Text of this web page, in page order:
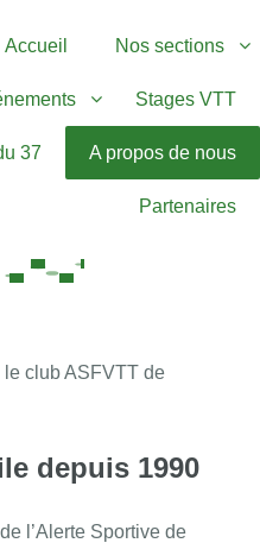
Accueil Nos sections
Stages VTT
37 A propos de nous
Partenaires
le club ASFVTT de
depuis 1990
l’Alerte Sportive de